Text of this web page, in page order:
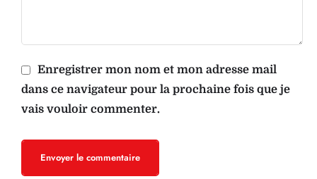
Enregistrer mon nom et mon adresse mail
dans ce navigateur pour la prochaine fois que je
vais vouloir commenter.
Envoyer le commentaire